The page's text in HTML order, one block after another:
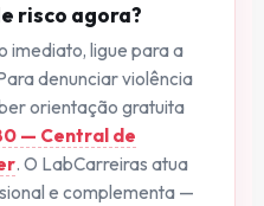
risco agora?
imediato, ligue para a
denunciar violência
orientação gratuita
— Central de
. O LabCarreiras atua
e complementa —